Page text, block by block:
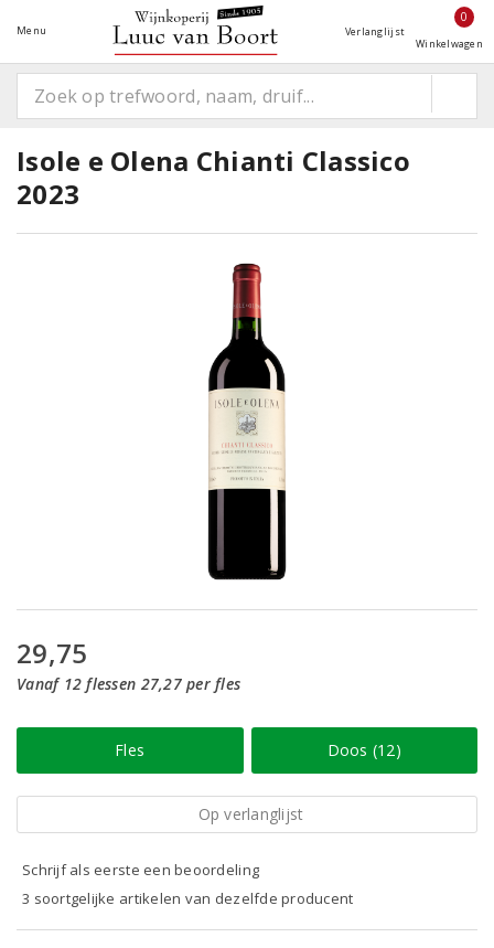
Menu Verlanglijst
0
Winkelwagen
Isole e Olena Chianti Classico
2023
29,75
Vanaf 12 flessen 27,27 per fles
Fles Doos (12)
Op verlanglijst
Schrijf als eerste een beoordeling
3 soortgelijke artikelen van dezelfde producent